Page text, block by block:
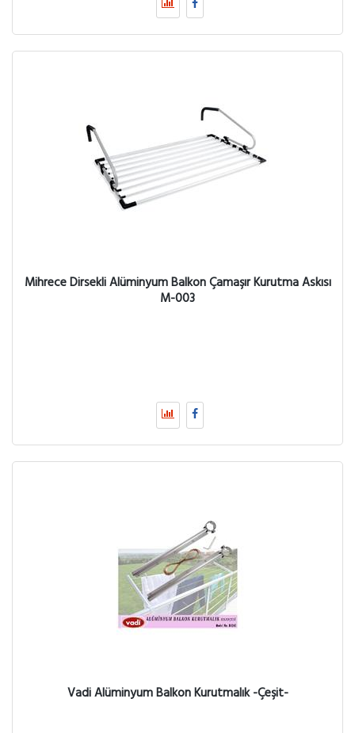
Mihrece Dirsekli Alüminyum Balkon Çamaşır Kurutma Askısı
M-003
Vadi Alüminyum Balkon Kurutmalık -Çeşit-